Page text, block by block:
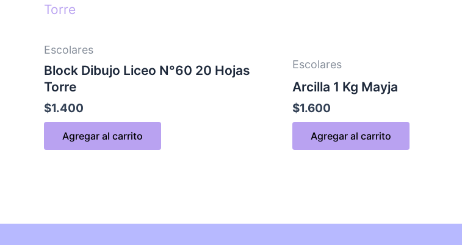
Escolares
Block Dibujo Liceo N°60 20 Hojas
Torre
$1.400
Agregar al carrito
Escolares
Arcilla 1 Kg Mayja
$1.600
Agregar al carrito